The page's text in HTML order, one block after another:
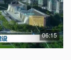
06:15